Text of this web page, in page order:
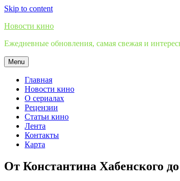
Skip to content
Новости кино
Ежедневные обновления, самая свежая и
Menu
Главная
Новости кино
О сериалах
Рецензии
Статьи кино
Лента
Контакты
Карта
От Константина Хабенского